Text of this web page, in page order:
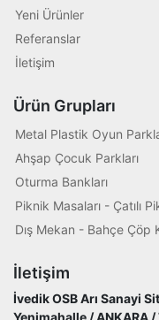
Yeni Ürünler
Referanslar
İletişim
Ürün Grupları
Metal Plastik Oyun
Ahşap Çocuk Parkları
Oturma Bankları
Piknik Masaları - Çatılı
Dış Mekan - Bahçe Çöp
İletişim
İvedik OSB Arı Sanayi